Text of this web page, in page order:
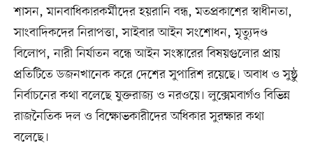
শাসন, মানবাধিকারকর্মীদের হয়রানি বন্ধ, মতপ্রকাশের স্বাধীনতা,
সাংবাদিকদের নিরাপত্তা, সাইবার আইন সংশোধন, মৃত্যুদণ্ড
বিলোপ, নারী নির্যাতন বন্ধে আইন সংস্কারের বিষয়গুলোর প্রায়
প্রতিটিতে ডজনখানেক করে দেশের সুপারিশ রয়েছে। অবাধ ও সুষ্ঠু
নির্বাচনের কথা বলেছে যুক্তরাজ্য ও নরওয়ে। লুক্সেমবার্গও বিভিন্ন
রাজনৈতিক দল ও বিক্ষোভকারীদের অধিকার সুরক্ষার কথা
বলেছে।